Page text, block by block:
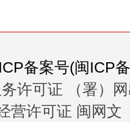
备案号(闽ICP
许可证 （署）
营许可证 闽网文